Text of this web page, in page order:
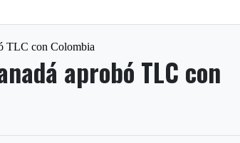
TLC con Colombia
aprobó TLC con